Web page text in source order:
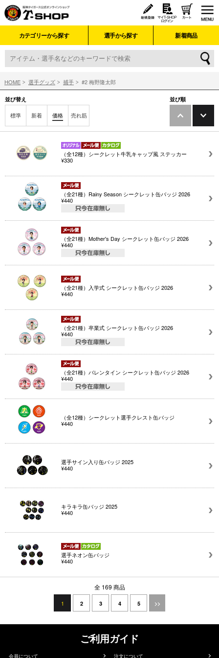
カテゴリーから探す 選手から探す 新着商品
HOME 選手グッズ 捕手 #2 梅野隆太郎
並び替え
標準 新着 価格 売れ筋
並び順
（全12種）シークレット牛乳キャップ風 ステッカー
¥330
（全21種）Rainy Season シークレット缶バッジ 2026
¥440
（全21種）Mother's Day シークレット缶バッジ 2026
¥440
（全21種）入学式 シークレット缶バッジ 2026
¥440
（全21種）卒業式 シークレット缶バッジ 2026
¥440
（全21種）バレンタイン シークレット缶バッジ 2026
¥440
（全12種）シークレット選手クレスト缶バッジ
¥440
選手サイン入り缶バッジ 2025
¥440
キラキラ缶バッジ 2025
¥440
選手ネオン缶バッジ
¥440
全 169 商品
1 2 3 4 5 >>
ご利用ガイド
会員について 注文について